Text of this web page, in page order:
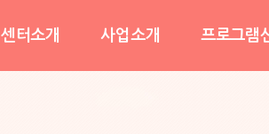
센터소개 사업소개 프로그램